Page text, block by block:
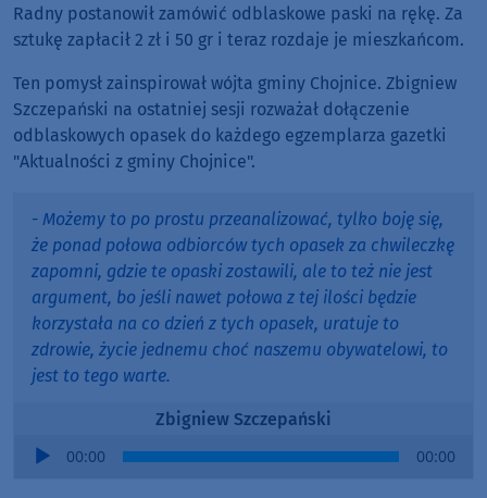
Radny postanowił zamówić odblaskowe paski na rękę. Za
sztukę zapłacił 2 zł i 50 gr i teraz rozdaje je mieszkańcom.
Ten pomysł zainspirował wójta gminy Chojnice. Zbigniew
Szczepański na ostatniej sesji rozważał dołączenie
odblaskowych opasek do każdego egzemplarza gazetki
"Aktualności z gminy Chojnice".
- Możemy to po prostu przeanalizować, tylko boję się,
że ponad połowa odbiorców tych opasek za chwileczkę
zapomni, gdzie te opaski zostawili, ale to też nie jest
argument, bo jeśli nawet połowa z tej ilości będzie
korzystała na co dzień z tych opasek, uratuje to
zdrowie, życie jednemu choć naszemu obywatelowi, to
jest to tego warte.
Zbigniew Szczepański
Audio
00:00 00:00